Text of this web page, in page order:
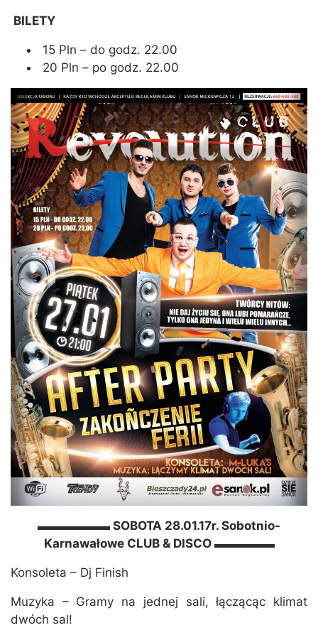
BILETY
15 Pln – do godz. 22.00
20 Pln – po godz. 22.00
▬▬▬▬▬▬ SOBOTA 28.01.17r. Sobotnio-
Karnawałowe CLUB & DISCO ▬▬▬▬▬
Konsoleta – Dj Finish
Muzyka – Gramy na jednej sali, łączącąc klimat
dwóch sal!